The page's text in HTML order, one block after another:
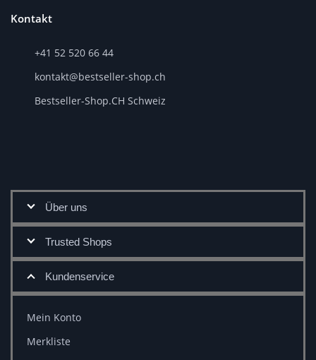
Kontakt
+41 52 520 66 44
kontakt@bestseller-shop.ch
Bestseller-Shop.CH Schweiz
Über uns
Trusted Shops
Kundenservice
Mein Konto
Merkliste